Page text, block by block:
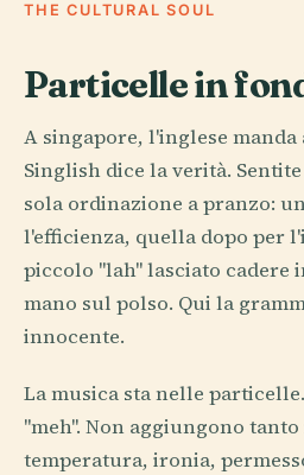
THE CULTURAL SOUL
Particelle in
A singapore, l'inglese manda
Singlish dice la verità.
sola ordinazione a pranzo:
l'efficienza, quella dopo per
piccolo "lah" lasciato cadere
mano sul polso. Qui la
innocente.
La musica sta nelle
"meh". Non aggiungono
temperatura, ironia,